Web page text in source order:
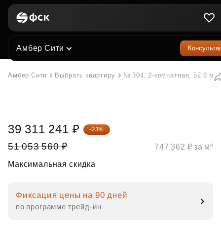
Амбер Сити
Амбер Сити Выбрать квартиру № 304, 2-комнатная, 52.6 м²
51 053 560 ₽
39 311 241 ₽ -23%
Максимальная скидка
Фиксация цены на 90 дней
по программе трейд‑ин
747 362 ₽ за м²